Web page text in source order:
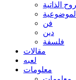
الذاتية
فن
دين
فلسفة
مقالات
لعبه
معلومات